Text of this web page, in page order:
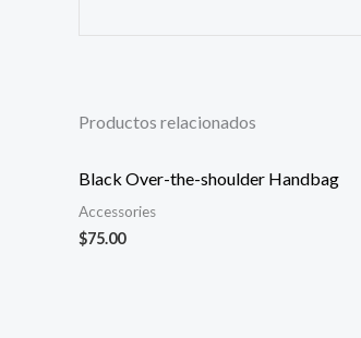
Productos relacionados
Black Over-the-shoulder Handbag
Accessories
$75.00